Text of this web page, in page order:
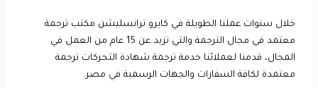
خلال سنوات عملنا الطويلة في كايرو ترانسليشن مكتب ترجمة
معتمد في مجال الترجمة والتي تزيد عن 15 عام من العمل في
المجال، قدمنا لعملائنا خدمة ترجمة شهادة التحركات ترجمة
معتمدة لكافة السفارات والجهات الرسمية في مصر.